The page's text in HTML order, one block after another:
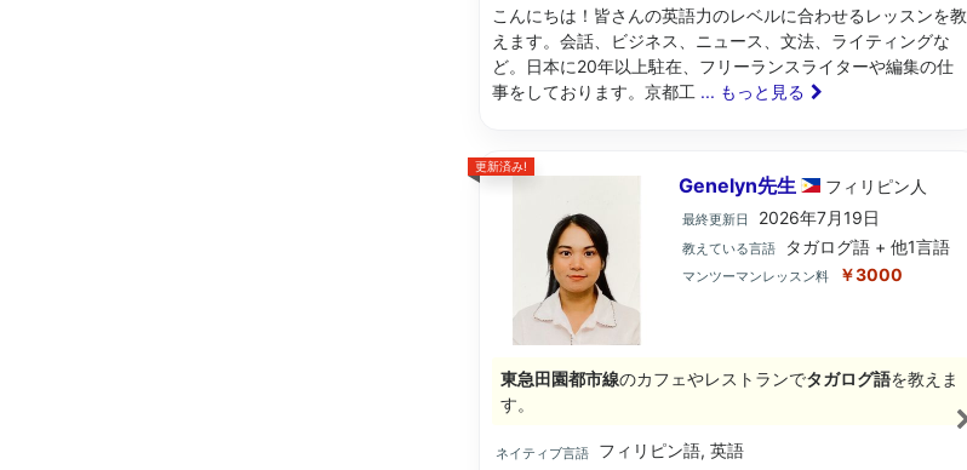
こんにちは！皆さんの英語力のレベルに合わせるレッスンを教
えます。会話、ビジネス、ニュース、文法、ライティングな
ど。日本に20年以上駐在、フリーランスライターや編集の仕
事をしております。京都工 ... もっと見る
更新済み!
Genelyn先生 フィリピン 人
最終更新日 2026年7月19日
教えている言語 タガログ語 + 他1言語
マンツーマンレッスン料 ￥3000
東急田園都市線のカフェやレストランでタガログ語を教えま
す。
ネイティブ言語 フィリピン語, 英語